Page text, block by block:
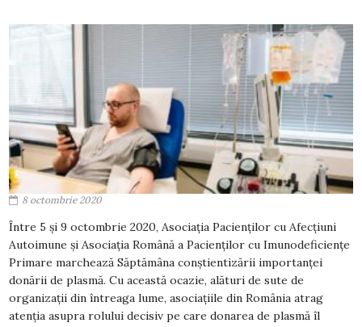
8 octombrie 2020
Între 5 și 9 octombrie 2020, Asociația Pacienților cu Afecțiuni
Autoimune și Asociația Română a Pacienților cu Imunodeficiențe
Primare marchează Săptămâna conștientizării importanței
donării de plasmă. Cu această ocazie, alături de sute de
organizații din întreaga lume, asociațiile din România atrag
atenția asupra rolului decisiv pe care donarea de plasmă îl